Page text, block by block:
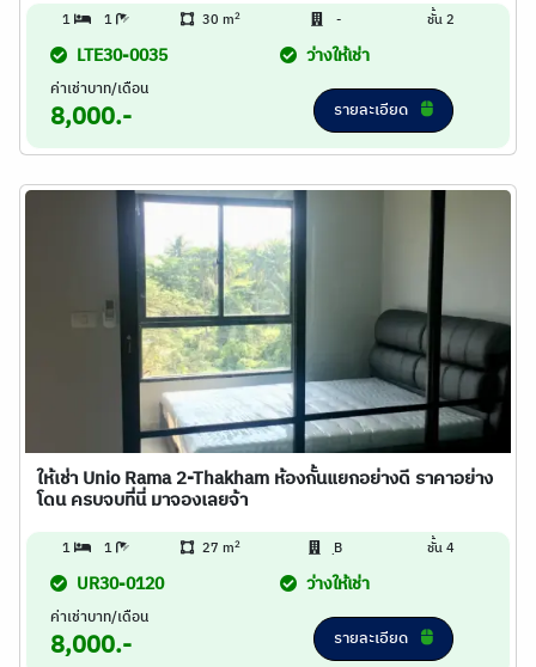
1 1 30 m2 - ชั้น 2
LTE30-0035 ว่างให้เช่า
ค่าเช่าบาท/เดือน
8,000.- รายละเอียด
ให้เช่า Unio Rama 2-Thakham ห้องกั้นแยกอย่างดี ราคาอย่าง
โดน ครบจบที่ีนี่ มาจองเลยจ้า
1 1 27 m2 ฺB ชั้น 4
UR30-0120 ว่างให้เช่า
ค่าเช่าบาท/เดือน
8,000.- รายละเอียด